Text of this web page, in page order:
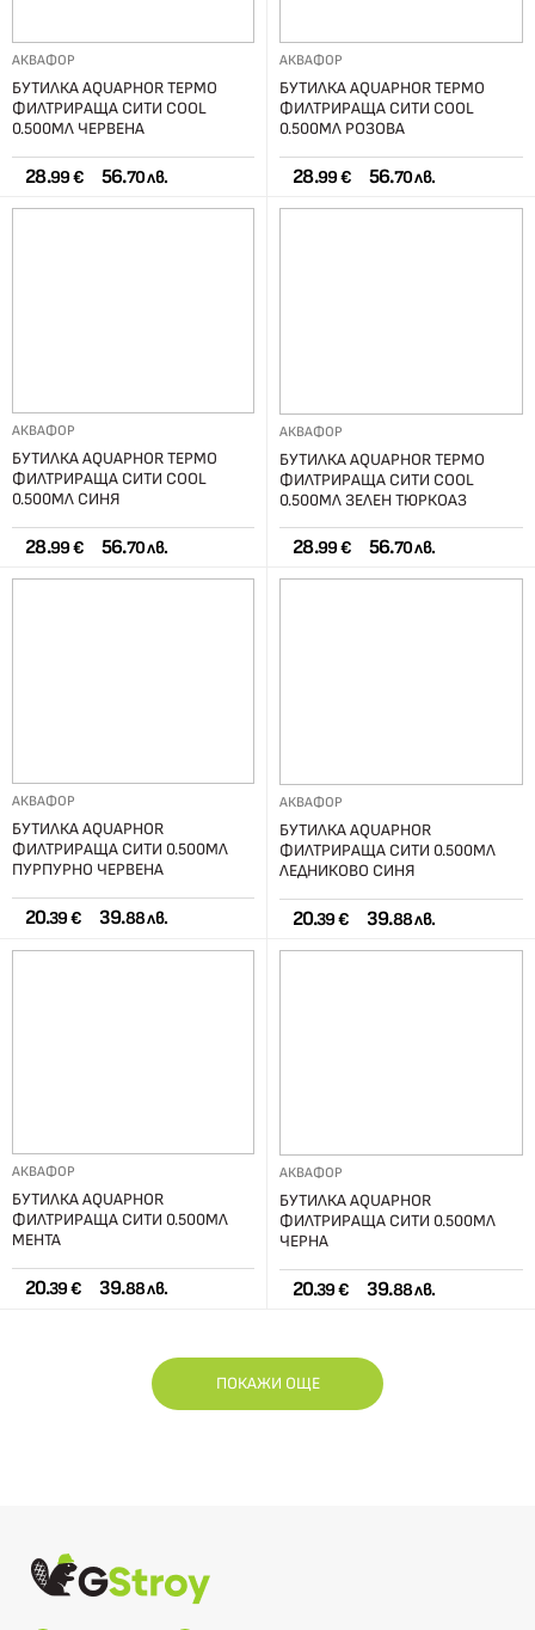
АКВАФОР
БУТИЛКА AQUAPHOR ТЕРМО
ФИЛТРИРАЩА СИТИ COOL
0.500МЛ ЧЕРВЕНА
28.99 € 56.70 лв.
АКВАФОР
БУТИЛКА AQUAPHOR ТЕРМО
ФИЛТРИРАЩА СИТИ COOL
0.500МЛ РОЗОВА
28.99 € 56.70 лв.
АКВАФОР
БУТИЛКА AQUAPHOR ТЕРМО
ФИЛТРИРАЩА СИТИ COOL
0.500МЛ СИНЯ
28.99 € 56.70 лв.
АКВАФОР
БУТИЛКА AQUAPHOR ТЕРМО
ФИЛТРИРАЩА СИТИ COOL
0.500МЛ ЗЕЛЕН ТЮРКОАЗ
28.99 € 56.70 лв.
АКВАФОР
БУТИЛКА AQUAPHOR
ФИЛТРИРАЩА СИТИ 0.500МЛ
ПУРПУРНО ЧЕРВЕНА
20.39 € 39.88 лв.
АКВАФОР
БУТИЛКА AQUAPHOR
ФИЛТРИРАЩА СИТИ 0.500МЛ
ЛЕДНИКОВО СИНЯ
20.39 € 39.88 лв.
АКВАФОР
БУТИЛКА AQUAPHOR
ФИЛТРИРАЩА СИТИ 0.500МЛ
МЕНТА
20.39 € 39.88 лв.
АКВАФОР
БУТИЛКА AQUAPHOR
ФИЛТРИРАЩА СИТИ 0.500МЛ
ЧЕРНА
20.39 € 39.88 лв.
ПОКАЖИ ОЩЕ